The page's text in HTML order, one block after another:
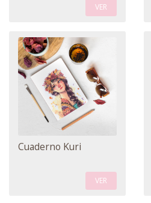
VER
Cuaderno Kuri
VER